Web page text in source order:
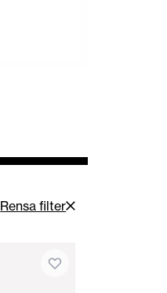
Rensa filter